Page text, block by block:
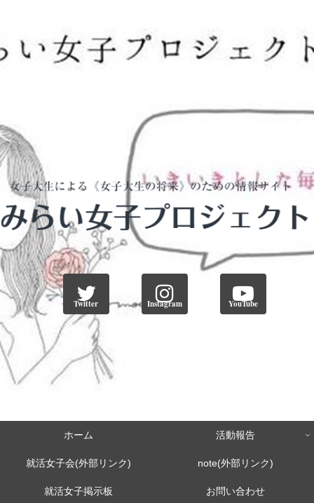
Twitter Instagram YouTube
ホーム 活動報告
就活女子会(外部リンク) note(外部リンク)
就活女子掲示板 お問い合わせ